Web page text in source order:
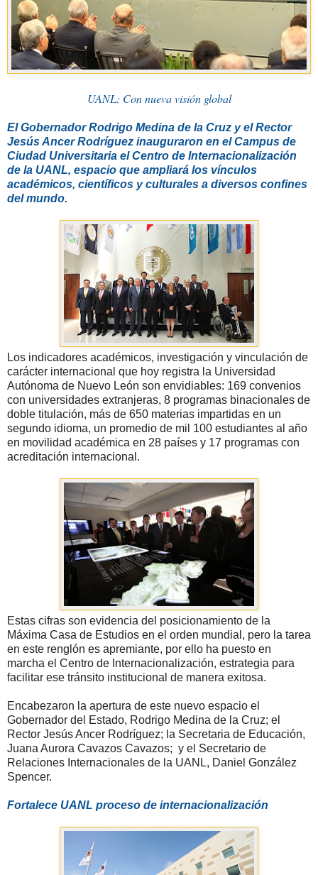
UANL: Con nueva visión global
El Gobernador Rodrigo Medina de la Cruz y el Rector
Jesús Ancer Rodríguez inauguraron en el Campus de
Ciudad Universitaria el Centro de Internacionalización
de la UANL, espacio que ampliará los vínculos
académicos, científicos y culturales a diversos confines
del mundo.
Los indicadores académicos, investigación y vinculación de
carácter internacional que hoy registra la Universidad
Autónoma de Nuevo León son envidiables: 169 convenios
con universidades extranjeras, 8 programas binacionales de
doble titulación, más de 650 materias impartidas en un
segundo idioma, un promedio de mil 100 estudiantes al año
en movilidad académica en 28 países y 17 programas con
acreditación internacional.
Estas cifras son evidencia del posicionamiento de la
Máxima Casa de Estudios en el orden mundial, pero la tarea
en este renglón es apremiante, por ello ha puesto en
marcha el Centro de Internacionalización, estrategia para
facilitar ese tránsito institucional de manera exitosa.
Encabezaron la apertura de este nuevo espacio el
Gobernador del Estado, Rodrigo Medina de la Cruz; el
Rector Jesús Ancer Rodríguez; la Secretaria de Educación,
Juana Aurora Cavazos Cavazos; y el Secretario de
Relaciones Internacionales de la UANL, Daniel González
Spencer.
Fortalece UANL proceso de internacionalización